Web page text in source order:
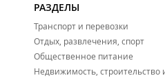
РАЗДЕЛЫ
Транспорт и перевозки
Отдых, развлечения, спорт
Общественное питание
Недвижимость, строительство